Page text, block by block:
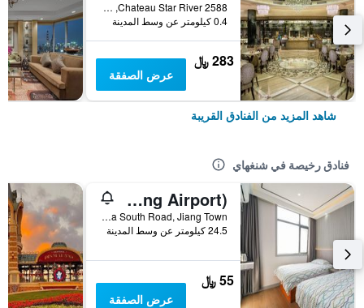
Chateau Star River 2588, شنغهاي, الصين
0.4 كيلومتر عن وسط المدينة
283 ﷼
عرض الصفقة
شاهد المزيد من الفنادق القريبة
فنادق رخيصة في شنغهاي
Pod Inn (Shanghai Pudong Airport)
No. 10 Shuizha South Road, Jiang Town, شنغهاي, الصين
24.5 كيلومتر عن وسط المدينة
55 ﷼
عرض الصفقة